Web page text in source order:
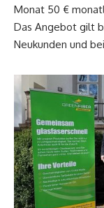
Monat 50 €
Das Angebot gilt
Neukunden und